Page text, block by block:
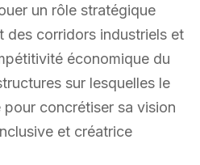
un rôle stratégique
des corridors industriels et
économique du
sur lesquelles le
concrétiser sa vision
et créatrice